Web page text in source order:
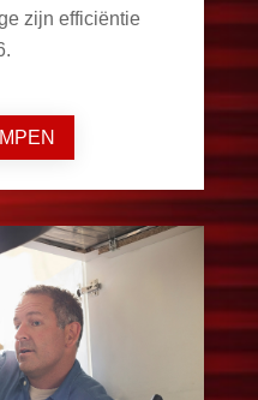
zijn efficiëntie
.